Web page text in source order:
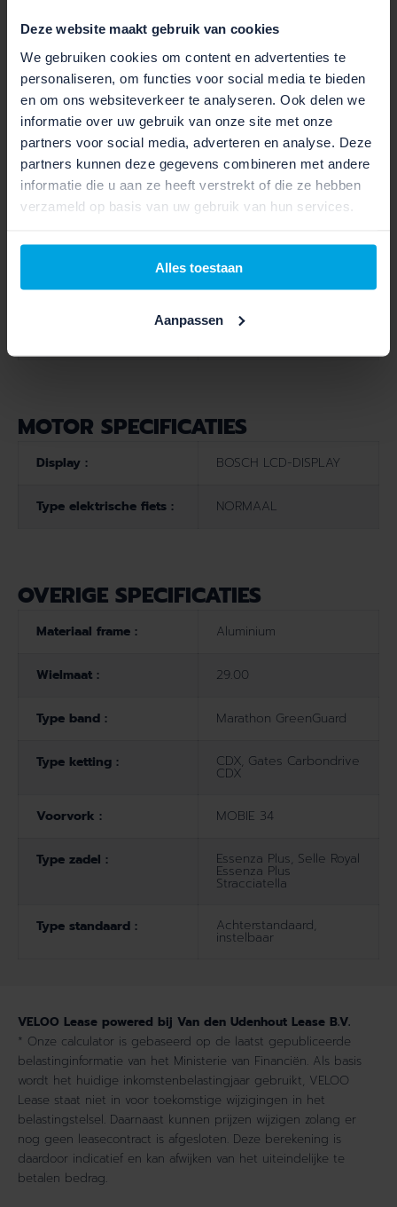
Deze website maakt gebruik van cookies
We gebruiken cookies om content en advertenties te
personaliseren, om functies voor social media te bieden
en om ons websiteverkeer te analyseren. Ook delen we
informatie over uw gebruik van onze site met onze
partners voor social media, adverteren en analyse. Deze
partners kunnen deze gegevens combineren met andere
informatie die u aan ze heeft verstrekt of die ze hebben
verzameld op basis van uw gebruik van hun services.
Alles toestaan
Aanpassen
SCHAKELEN EN VEILIGHEID
Rem voor: T535
Rem achter : T535
Type versnelling : Trekking Manual
Type shifters : Trekking
Verlichting voor : Mini 2
MOTOR SPECIFICATIES
Display : BOSCH LCD-DISPLAY
Type elektrische fiets : NORMAAL
OVERIGE SPECIFICATIES
Materiaal frame : Aluminium
Wielmaat : 29.00
Type band : Marathon GreenGuard
Type ketting : CDX, Gates Carbondrive
CDX
Voorvork : MOBIE 34
Type zadel : Essenza Plus, Selle Royal
Essenza Plus
Stracciatella
Type standaard : Achterstandaard,
instelbaar
VELOO Lease powered bij Van den Udenhout Lease B.V.
* Onze calculator is gebaseerd op de laatst gepubliceerde
belastinginformatie van het Ministerie van Financiën. Als basis
wordt het huidige inkomstenbelastingjaar gebruikt, VELOO
Lease staat niet in voor toekomstige wijzigingen in het
belastingstelsel. Daarnaast kunnen prijzen wijzigen zolang er
nog geen leasecontract is afgesloten. Deze berekening is
daardoor indicatief en kan afwijken van het uiteindelijke te
betalen bedrag.